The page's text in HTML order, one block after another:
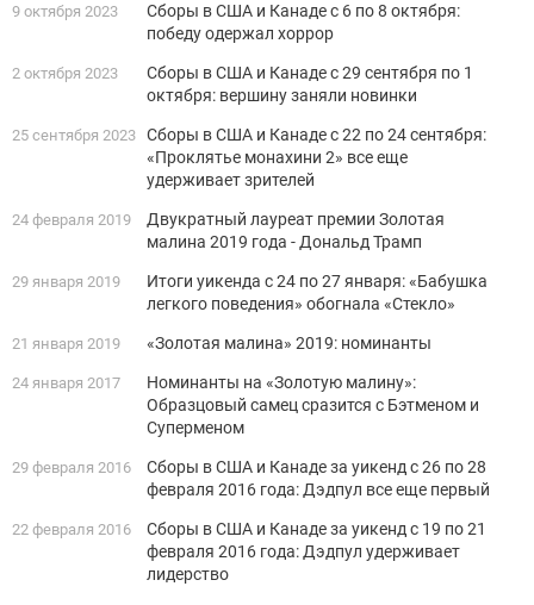
9 октября 2023
Сборы в США и Канаде с 6 по 8 октября:
победу одержал хоррор
2 октября 2023
Сборы в США и Канаде с 29 сентября по 1
октября: вершину заняли новинки
25 сентября 2023 Сборы в США и Канаде с 22 по 24 сентября:
«Проклятье монахини 2» все еще
удерживает зрителей
24 февраля 2019
Двукратный лауреат премии Золотая
малина 2019 года - Дональд Трамп
29 января 2019
Итоги уикенда с 24 по 27 января: «Бабушка
легкого поведения» обогнала «Стекло»
21 января 2019 «Золотая малина» 2019: номинанты
24 января 2017
Номинанты на «Золотую малину»:
Образцовый самец сразится с Бэтменом и
Суперменом
29 февраля 2016
Сборы в США и Канаде за уикенд с 26 по 28
февраля 2016 года: Дэдпул все еще первый
22 февраля 2016
Сборы в США и Канаде за уикенд с 19 по 21
февраля 2016 года: Дэдпул удерживает
лидерство